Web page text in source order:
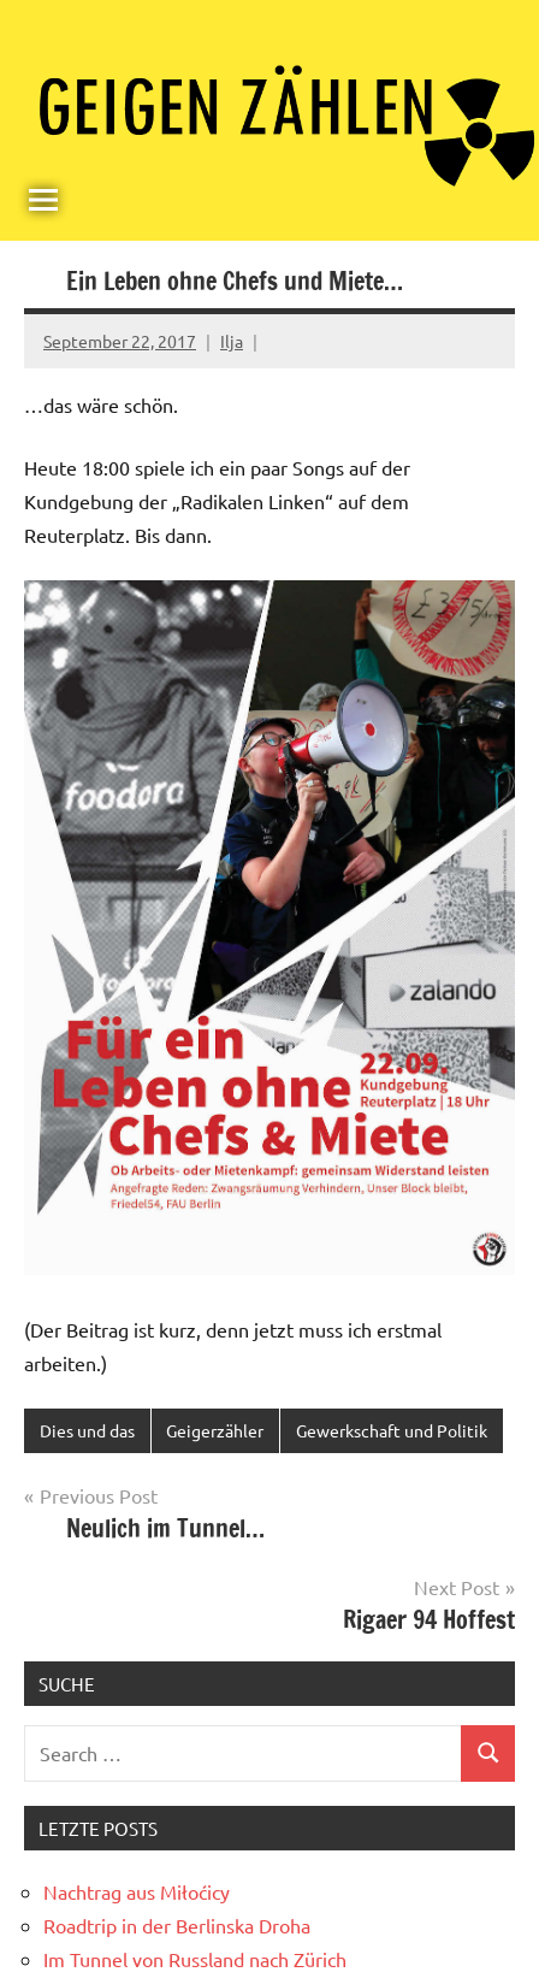
contentGeigerzähler
Ein Leben ohne Chefs und Miete…
September 22, 2017 Ilja
…das wäre schön.
Heute 18:00 spiele ich ein paar Songs auf der
Kundgebung der „Radikalen Linken“ auf dem
Reuterplatz. Bis dann.
(Der Beitrag ist kurz, denn jetzt muss ich erstmal
arbeiten.)
Dies und das Geigerzähler Gewerkschaft und Politik
Post
navigation
Previous Post
Neulich im Tunnel…
Next Post
Rigaer 94 Hoffest
SUCHE
Search
LETZTE POSTS
Nachtrag aus Miłoćicy
Roadtrip in der Berlinska Droha
Im Tunnel von Russland nach Zürich